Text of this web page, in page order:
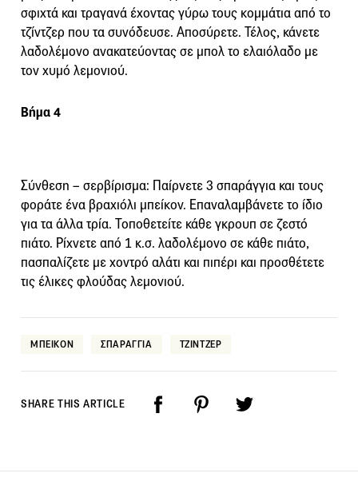
σφιχτά και τραγανά έχοντας γύρω τους κομμάτια από το
τζίντζερ που τα συνόδευσε. Aποσύρετε. Τέλος, κάνετε
λαδολέμονο ανακατεύοντας σε μπολ το ελαιόλαδο με
τον χυμό λεμονιού.
Βήμα 4
Σύνθεση – σερβίρισμα: Παίρνετε 3 σπαράγγια και τους
φοράτε ένα βραχιόλι μπείκον. Eπαναλαμβάνετε το ίδιο
για τα άλλα τρία. Τοποθετείτε κάθε γκρουπ σε ζεστό
πιάτο. Ρίχνετε από 1 κ.σ. λαδολέμονο σε κάθε πιάτο,
πασπαλίζετε με χοντρό αλάτι και πιπέρι και προσθέτετε
τις έλικες φλούδας λεμονιού.
ΜΠΕΙΚΟΝ ΣΠΑΡΑΓΓΙΑ ΤΖΙΝΤΖΕΡ
SHARE THIS ARTICLE